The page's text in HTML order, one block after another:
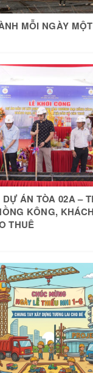
MỖI NGÀY
ÁN TÒA 02A –
KÔNG,
THUÊ